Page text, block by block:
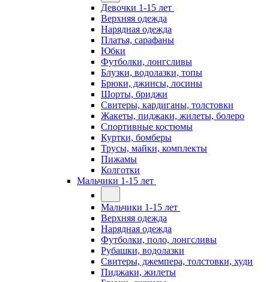
Девочки 1-15 лет
Верхняя одежда
Нарядная одежда
Платья, сарафаны
Юбки
Футболки, лонгсливы
Блузки, водолазки, топы
Брюки, джинсы, лосины
Шорты, бриджи
Свитеры, кардиганы, толстовки
Жакеты, пиджаки, жилеты, болеро
Спортивные костюмы
Куртки, бомберы
Трусы, майки, комплекты
Пижамы
Колготки
Мальчики 1-15 лет
Мальчики 1-15 лет
Верхняя одежда
Нарядная одежда
Футболки, поло, лонгсливы
Рубашки, водолазки
Свитеры, джемпера, толстовки, худи
Пиджаки, жилеты